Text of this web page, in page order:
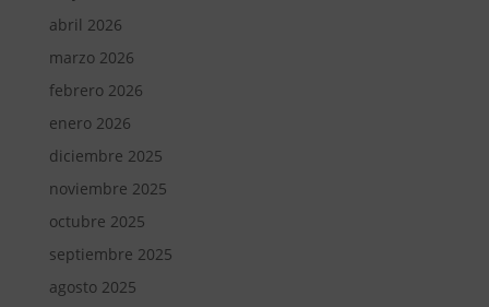
abril 2026
marzo 2026
febrero 2026
enero 2026
diciembre 2025
noviembre 2025
octubre 2025
septiembre 2025
agosto 2025